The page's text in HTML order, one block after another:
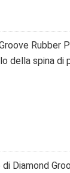
Rubber
della spina di
Diamond